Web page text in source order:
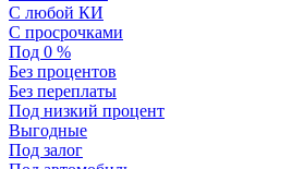
С любой КИ
С просрочками
Под 0 %
Без процентов
Без переплаты
Под низкий процент
Выгодные
Под залог